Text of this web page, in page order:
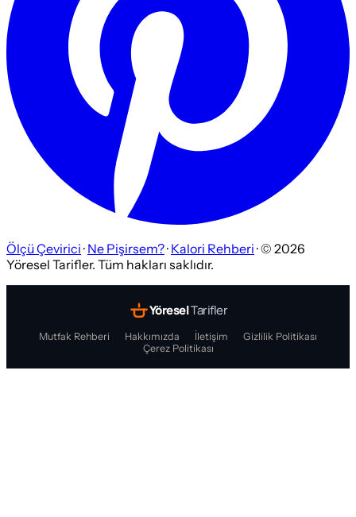
Ölçü Çevirici · Ne Pişirsem?· Kalori Rehberi · © 2026
Yöresel Tarifler. Tüm hakları saklıdır.
YöreselTarifler
Mutfak Rehberi Hakkımızda İletişim
Gizlilik Politikası
Çerez Politikası